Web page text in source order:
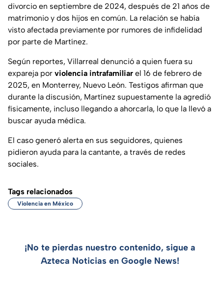
divorcio en septiembre de 2024, después de 21 años de
matrimonio y dos hijos en común. La relación se había
visto afectada previamente por rumores de infidelidad
por parte de Martínez.
Según reportes, Villarreal denunció a quien fuera su
expareja por violencia intrafamiliar el 16 de febrero de
2025, en Monterrey, Nuevo León. Testigos afirman que
durante la discusión, Martínez supuestamente la agredió
físicamente, incluso llegando a ahorcarla, lo que la llevó a
buscar ayuda médica.
El caso generó alerta en sus seguidores, quienes
pidieron ayuda para la cantante, a través de redes
sociales.
Tags relacionados
Violencia en México
¡No te pierdas nuestro contenido, sigue a
Azteca Noticias en Google News!